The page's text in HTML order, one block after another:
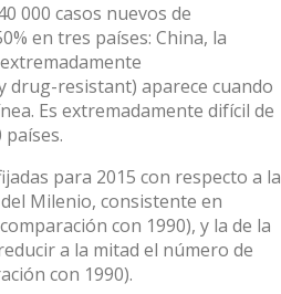
000 casos nuevos de
en tres países: China, la
drug-resistant) aparece cuando
Es extremadamente difícil de
para 2015 con respecto a la
Milenio, consistente en
con 1990), y la de la
a la mitad el número de
con 1990).